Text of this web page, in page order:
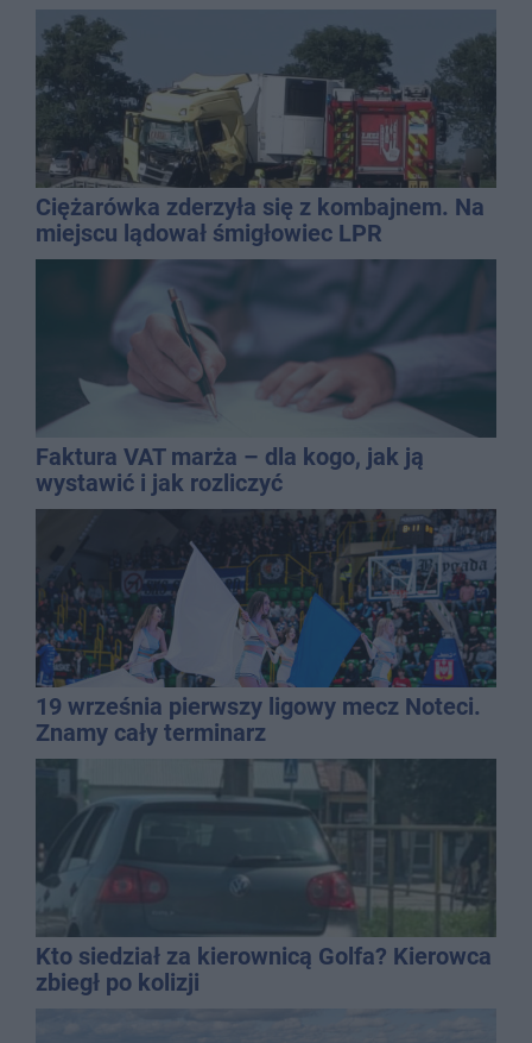
Ciężarówka zderzyła się z kombajnem. Na
miejscu lądował śmigłowiec LPR
Faktura VAT marża – dla kogo, jak ją
wystawić i jak rozliczyć
19 września pierwszy ligowy mecz Noteci.
Znamy cały terminarz
Kto siedział za kierownicą Golfa? Kierowca
zbiegł po kolizji